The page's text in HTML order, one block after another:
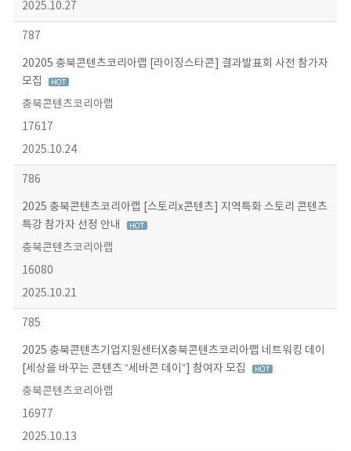
2025.10.27
787
20205 충북콘텐츠코리아랩 [라이징스타콘] 결과발표회 사전 참가자
모집
충북콘텐츠코리아랩
17617
2025.10.24
786
2025 충북콘텐츠코리아랩 [스토리x콘텐츠] 지역특화 스토리 콘텐츠
특강 참가자 선정 안내
충북콘텐츠코리아랩
16080
2025.10.21
785
2025 충북콘텐츠기업지원센터X충북콘텐츠코리아랩 네트워킹 데이
[세상을 바꾸는 콘텐츠 “세바콘 데이”] 참여자 모집
충북콘텐츠코리아랩
16977
2025.10.13